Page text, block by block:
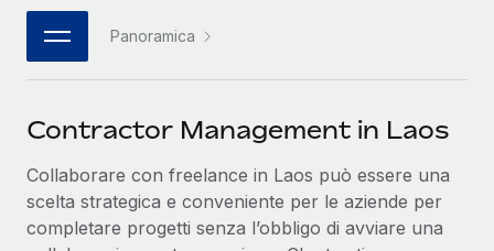
한국어
中文（简体）
Panoramica
Contractor Management in Laos
Collaborare con freelance in Laos può essere una
scelta strategica e conveniente per le aziende per
completare progetti senza l’obbligo di avviare una